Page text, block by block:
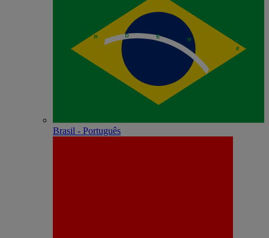
Brasil - Português